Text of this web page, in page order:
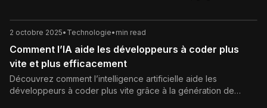
2 octobre 2025• Technologie• min read
Comment l’IA aide les développeurs à coder plus
vite et plus efficacement
Découvrez comment l’intelligence artificielle aide les
développeurs à coder plus vite grâce à la génération de